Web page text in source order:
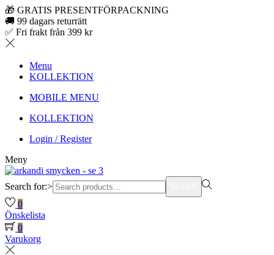
🎁 GRATIS PRESENTFÖRPACKNING
🚚 99 dagars returrätt
✅ Fri frakt från 399 kr
Menu
KOLLEKTION
MOBILE MENU
KOLLEKTION
Login / Register
Meny
Search for:>
0
Önskelista
0
Varukorg